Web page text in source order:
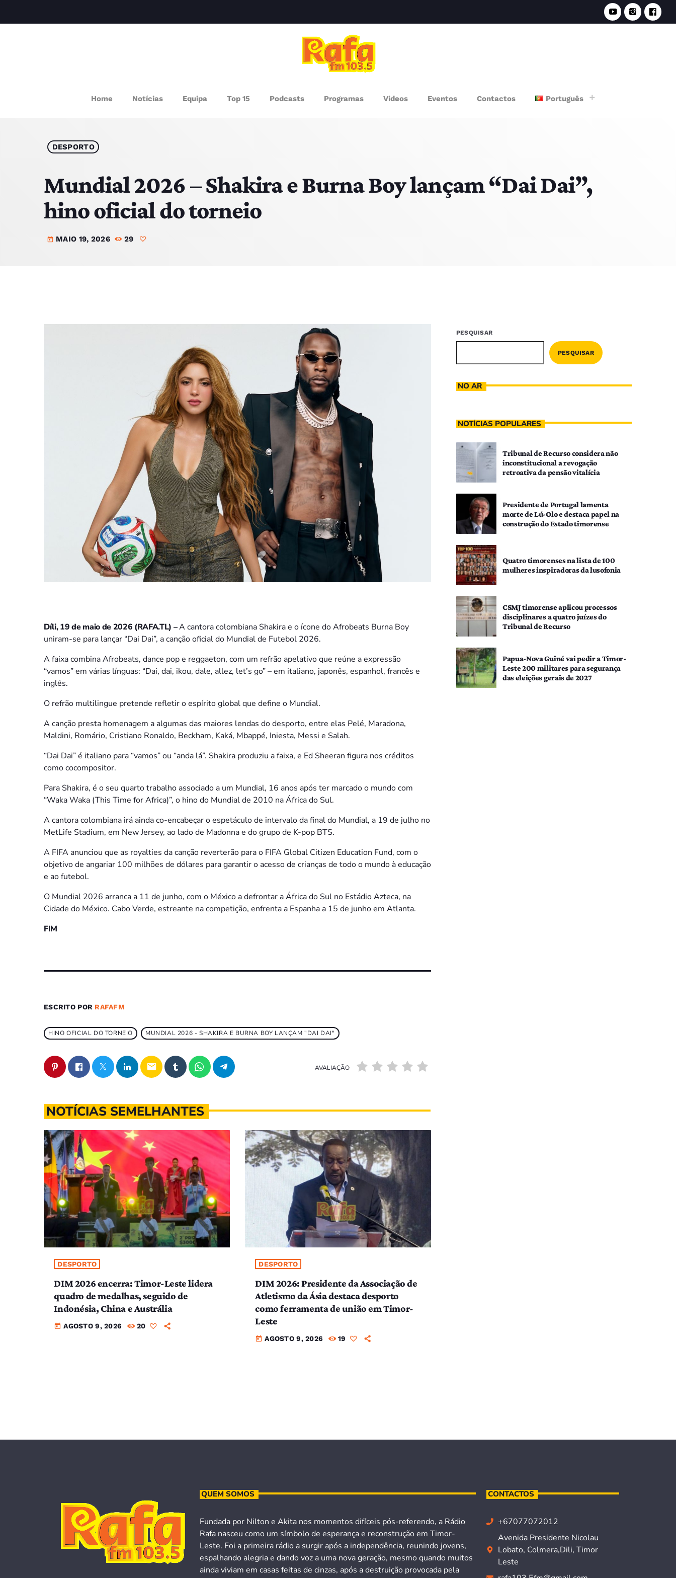
Home Notícias Equipa Top 15 Podcasts Programas Videos Eventos Contactos Português
PRÓXIMOS PROGRAMAS
DESPORTO
Mundial 2026 – Shakira e Burna Boy lançam “Dai Dai”,
hino oficial do torneio
today MAIO 19, 2026 29
Díli, 19 de maio de 2026 (RAFA.TL) –A cantora colombiana Shakira e o ícone do Afrobeats Burna Boy
uniram-se para lançar “Dai Dai”, a canção oficial do Mundial de Futebol 2026.
A faixa combina Afrobeats, dance pop e reggaeton, com um refrão apelativo que reúne a expressão
“vamos” em várias línguas: “Dai, dai, ikou, dale, allez, let’s go” – em italiano, japonês, espanhol, francês e
inglês.
O refrão multilingue pretende refletir o espírito global que define o Mundial.
A canção presta homenagem a algumas das maiores lendas do desporto, entre elas Pelé, Maradona,
Maldini, Romário, Cristiano Ronaldo, Beckham, Kaká, Mbappé, Iniesta, Messi e Salah.
“Dai Dai” é italiano para “vamos” ou “anda lá”. Shakira produziu a faixa, e Ed Sheeran figura nos créditos
como cocompositor.
Para Shakira, é o seu quarto trabalho associado a um Mundial, 16 anos após ter marcado o mundo com
“Waka Waka (This Time for Africa)”, o hino do Mundial de 2010 na África do Sul.
A cantora colombiana irá ainda co-encabeçar o espetáculo de intervalo da final do Mundial, a 19 de julho no
MetLife Stadium, em New Jersey, ao lado de Madonna e do grupo de K-pop BTS.
A FIFA anunciou que as royalties da canção reverterão para o FIFA Global Citizen Education Fund, com o
objetivo de angariar 100 milhões de dólares para garantir o acesso de crianças de todo o mundo à educação
e ao futebol.
O Mundial 2026 arranca a 11 de junho, com o México a defrontar a África do Sul no Estádio Azteca, na
Cidade do México. Cabo Verde, estreante na competição, enfrenta a Espanha a 15 de junho em Atlanta.
FIM
ESCRITO POR RAFAFM
HINO OFICIAL DO TORNEIO MUNDIAL 2026 - SHAKIRA E BURNA BOY LANÇAM "DAI DAI"
email AVALIAÇÃO
NOTÍCIAS SEMELHANTES
DESPORTO
DIM 2026 encerra: Timor-Leste lidera
quadro de medalhas, seguido de
Indonésia, China e Austrália
today AGOSTO 9, 2026 20
DESPORTO
DIM 2026: Presidente da Associação de
Atletismo da Ásia destaca desporto
como ferramenta de união em Timor-
Leste
today AGOSTO 9, 2026 19
PESQUISAR
PESQUISAR
NO AR
NOTÍCIAS POPULARES
Tribunal de Recurso considera não
inconstitucional a revogação
retroativa da pensão vitalícia
Presidente de Portugal lamenta
morte de Lú-Olo e destaca papel na
construção do Estado timorense
Quatro timorenses na lista de 100
mulheres inspiradoras da lusofonia
CSMJ timorense aplicou processos
disciplinares a quatro juízes do
Tribunal de Recurso
Papua-Nova Guiné vai pedir a Timor-
Leste 200 militares para segurança
das eleições gerais de 2027
QUEM SOMOS
Fundada por Nilton e Akita nos momentos difíceis pós-referendo, a Rádio
Rafa nasceu como um símbolo de esperança e reconstrução em Timor-
Leste. Foi a primeira rádio a surgir após a independência, reunindo jovens,
espalhando alegria e dando voz a uma nova geração, mesmo quando muitos
ainda viviam em casas feitas de cinzas, após a destruição provocada pela
CONTACTOS
+67077072012
Avenida Presidente Nicolau
Lobato, Colmera,Dili, Timor
Leste